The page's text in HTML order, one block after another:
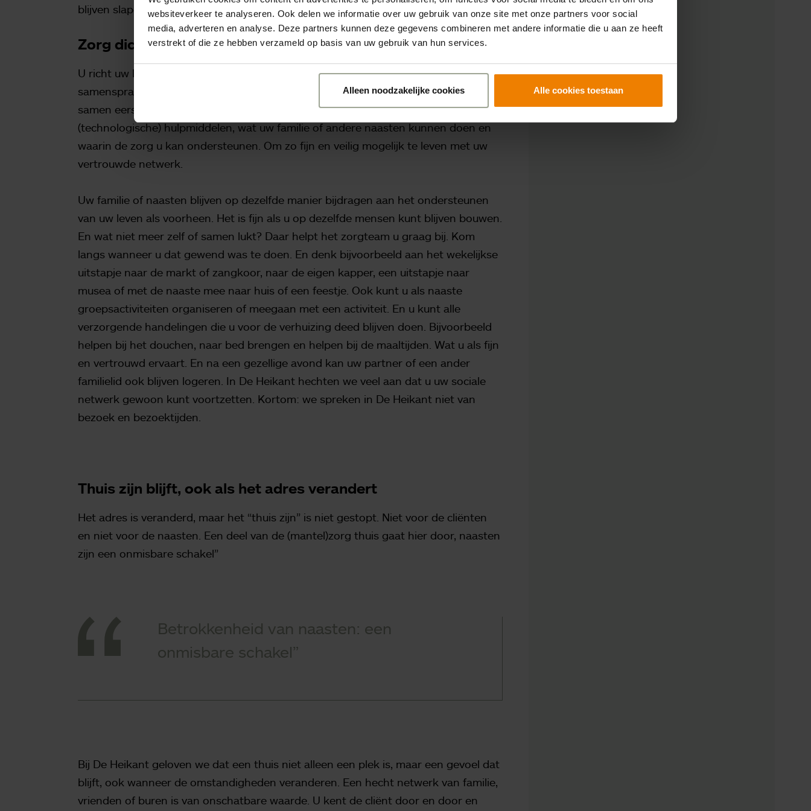
websiteverkeer te analyseren. Ook delen we informatie over uw gebruik van onze site met onze partners voor social
media, adverteren en analyse. Deze partners kunnen deze gegevens combineren met andere informatie die u aan ze heeft
verstrekt of die ze hebben verzameld op basis van uw gebruik van hun services.
Alleen noodzakelijke cookies Alle cookies toestaan
blijven slapen, zodat u de eerste tijd een vertrouwd iemand om u heen heeft.
Zorg dichtbij, samen met u
U richt uw leven op De Heikant samen met uw familie en andere naasten en in
samenspraak met de zorg in. Alles in De Heikant is daarop ingericht. We kijken
samen eerst wat u zelf kunt doen of weer (opnieuw) kunt aanleren, al dan niet met
(technologische) hulpmiddelen, wat uw familie of andere naasten kunnen doen en
waarin de zorg u kan ondersteunen. Om zo fijn en veilig mogelijk te leven met uw
vertrouwde netwerk.
Uw familie of naasten blijven op dezelfde manier bijdragen aan het ondersteunen
van uw leven als voorheen. Het is fijn als u op dezelfde mensen kunt blijven bouwen.
En wat niet meer zelf of samen lukt? Daar helpt het zorgteam u graag bij. Kom
langs wanneer u dat gewend was te doen. En denk bijvoorbeeld aan het wekelijkse
uitstapje naar de markt of zangkoor, naar de eigen kapper, een uitstapje naar
musea of met de naaste mee naar huis of een feestje. Ook kunt u als naaste
groepsactiviteiten organiseren of meegaan met een activiteit. En u kunt alle
verzorgende handelingen die u voor de verhuizing deed blijven doen. Bijvoorbeeld
helpen bij het douchen, naar bed brengen en helpen bij de maaltijden. Wat u als fijn
en vertrouwd ervaart. En na een gezellige avond kan uw partner of een ander
familielid ook blijven logeren. In De Heikant hechten we veel aan dat u uw sociale
netwerk gewoon kunt voortzetten. Kortom: we spreken in De Heikant niet van
bezoek en bezoektijden.
Thuis zijn blijft, ook als het adres verandert
Het adres is veranderd, maar het “thuis zijn” is niet gestopt. Niet voor de cliënten
en niet voor de naasten. Een deel van de (mantel)zorg thuis gaat hier door, naasten
zijn een onmisbare schakel”
Betrokkenheid van naasten: een
onmisbare schakel”
Bij De Heikant geloven we dat een thuis niet alleen een plek is, maar een gevoel dat
blijft, ook wanneer de omstandigheden veranderen. Een hecht netwerk van familie,
vrienden of buren is van onschatbare waarde. U kent de cliënt door en door en